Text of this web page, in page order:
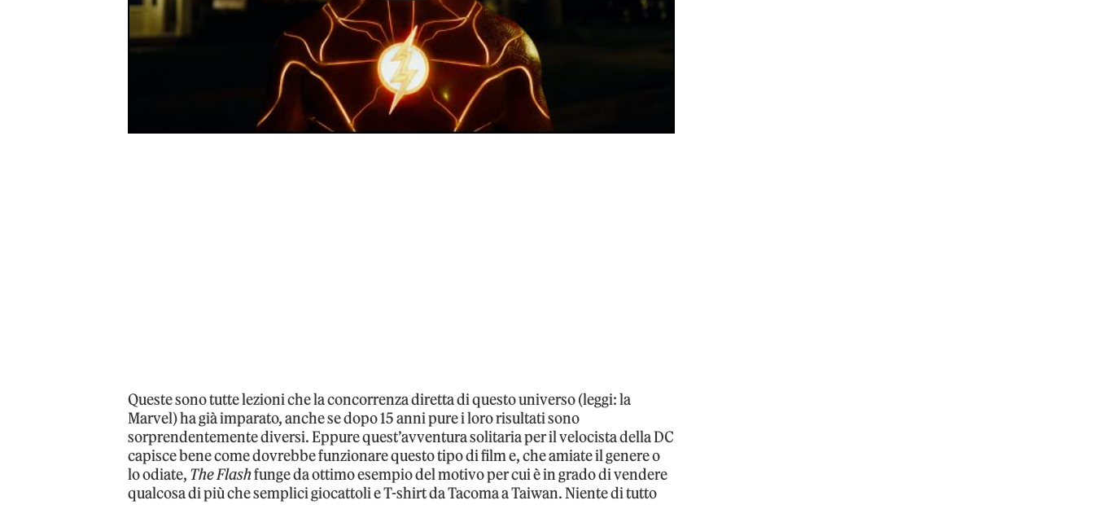
Queste sono tutte lezioni che la concorrenza diretta di questo universo (leggi: la
Marvel) ha già imparato, anche se dopo 15 anni pure i loro risultati sono
sorprendentemente diversi. Eppure quest’avventura solitaria per il velocista della DC
capisce bene come dovrebbe funzionare questo tipo di film e, che amiate il genere o
lo odiate, The Flashfunge da ottimo esempio del motivo per cui è in grado di vendere
qualcosa di più che semplici giocattoli e T-shirt da Tacoma a Taiwan. Niente di tutto